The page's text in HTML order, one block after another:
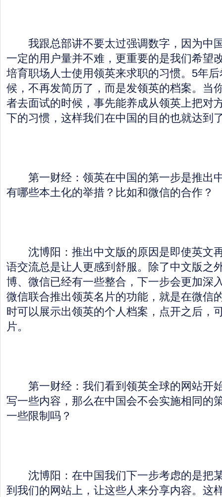
我跟总部讲不要太过强调数字，因为中
一定的用户量并不难，更重要的是我们希望
培育职场人士使用领英来求职的习惯。5年
候，不再发简历了，而是发领英的档案。当
者去面试的时候，事先能养成从领英上把对
下的习惯，这样我们在中国的目的也就达到
第一财经：领英在中国的第一步是推出
有哪些本土化的举措？比如和微信的合作？
沈博阳：推出中文版的原因是即使英文
语交流总是让人更感到舒服。除了中文版之
博、微信已经有一些整合，下一步会更加深
微信联合推出领英名片的功能，就是在微信
时可以展示出领英的个人档案，点开之后，
片。
第一财经：我们看到领英全球的网站开
写一些内容，那么在中国会不会实施相同的
一些限制吗？
沈博阳：在中国我们下一步考虑的是把
到我们的网站上，让这些人来分享内容。这